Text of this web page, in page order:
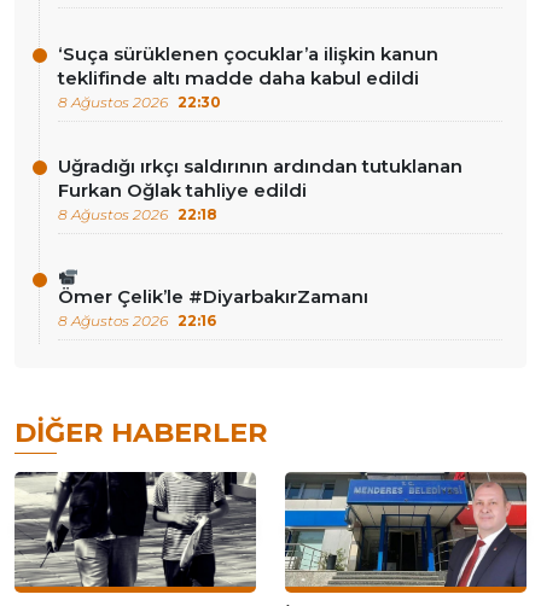
‘Suça sürüklenen çocuklar’a ilişkin kanun
teklifinde altı madde daha kabul edildi
8 Ağustos 2026 22:30
Uğradığı ırkçı saldırının ardından tutuklanan
Furkan Oğlak tahliye edildi
8 Ağustos 2026 22:18
Ömer Çelik’le #DiyarbakırZamanı
8 Ağustos 2026 22:16
DIĞER HABERLER